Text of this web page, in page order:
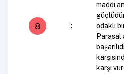
8 :
maddi
odaklı
Parasal
karşı